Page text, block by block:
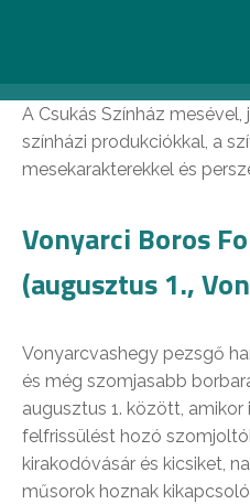
Balatonszárszón 2021.
A Csukás Színház mesével,
színházi produkciókkal, a
mesekarakterekkel és
Vonyarci Boros
(augusztus 1.,
Vonyarcvashegy pezsgő
és még szomjasabb
augusztus 1. között,
felfrissülést hozó
kirakodóvásár és kicsiket,
műsorok hoznak